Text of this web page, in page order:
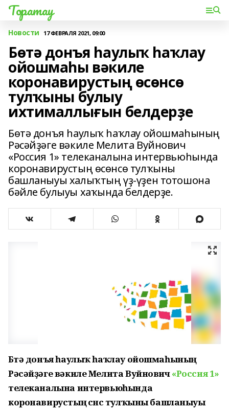
Торатау
Новости 17 ФЕВРАЛЯ 2021, 09:00
Бөтә донъя һаулыҡ һаҡлау
ойошмаһы вәкиле
коронавирустың өсөнсө
тулҡыны булыу
ихтималлығын белдерҙе
Бөтә донъя һаулыҡ һаҡлау ойошмаһының
Рәсәйҙәге вәкиле Мелита Вуйнович
«Россия 1» телеканалына интервьюһында
коронавирустың өсөнсө тулҡыны
башланыуы халыҡтың үҙ-үҙен тотошона
бәйле булыуы хаҡында белдерҙе.
Бөтә донъя һаулыҡ һаҡлау ойошмаһының
Рәсәйҙәге вәкиле Мелита Вуйнович«Россия 1»
телеканалына интервьюһында
коронавирустың өсөнсө тулҡыны башланыуы